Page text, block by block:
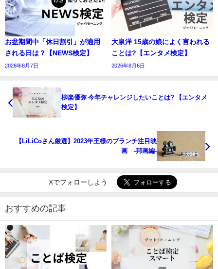
お盆期間中「休日割引」が適用
される日は？【NEWS検定】
2026年8月7日
大泉洋 15歳の娘によく言われる
ことは?【エンタメ検定】
2026年8月6日
柳楽優弥 今年チャレンジしたいことは? 【エンタメ
検定】
【LiLiCoさん厳選】2023年王様のブランチ注目映
画 -邦画編-
Xでフォローしよう
おすすめの記事